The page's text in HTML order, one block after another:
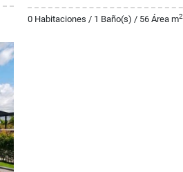
0 Habitaciones / 1 Baño(s) / 56 Área m2